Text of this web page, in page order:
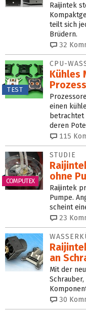
Raijintek
teilt sich
Brüdern.
32
TEST
CPU-
Kühles
einen
betrachtet
deren
115
COMPUTEX
STUDIE
ohne
Raijintek
Pumpe.
scheint
23
an
Mit der
30